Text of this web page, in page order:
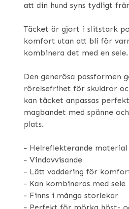
att din hund syns tydligt
Täcket är gjort i slitstark
komfort utan att bli för
kombinera det med en sele.
Den generösa passformen
rörelsefrihet för skuldror
kan täcket anpassas
magbandet med spänne
plats.
- Helreflekterande
- Vindavvisande
- Lätt vaddering för
- Kan kombineras med sele
- Finns i många storlekar